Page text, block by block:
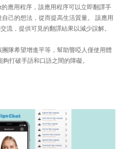
應用程序，該應用程序可以立即翻譯手
己的想法，從而提高生活質量。 該應用
流，提供可見的翻譯結果以減少誤解。
隊希望增進平等，幫助聾啞人僅使用體
打破手語和口語之間的障礙。